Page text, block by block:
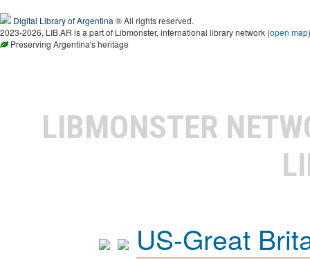
Digital Library of Argentina ® All rights reserved.
2023-2026, LIB.AR is a part of Libmonster, international library network (open map)
Preserving Argentina's heritage
LIBMONSTER
US-Great